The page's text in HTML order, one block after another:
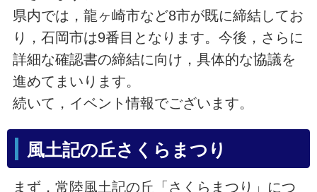
県内では，龍ヶ崎市など8市が既に締結してお
り，石岡市は9番目となります。今後，さらに
詳細な確認書の締結に向け，具体的な協議を
進めてまいります。
続いて，イベント情報でございます。
風土記の丘さくらまつり
まず，常陸風土記の丘「さくらまつり」につ